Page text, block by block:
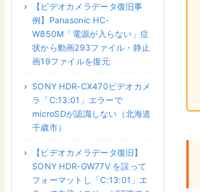
【ビデオカメラデータ復旧事
例】Panasonic HC-
W850M「電源が入らない」症
状から動画293ファイル・静止
画19ファイルを復元
SONY HDR-CX470ビデオカメ
ラ「C:13:01」エラーで
microSDが認識しない（北海道
千歳市）
【ビデオカメラデータ復旧】
SONY HDR-GW77V を誤って
フォーマットし「C:13:01」エ